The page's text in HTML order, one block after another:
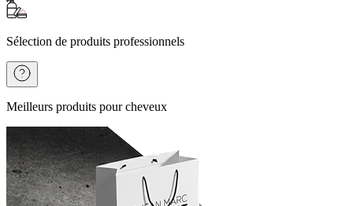
Sélection de produits professionnels
Meilleurs produits pour cheveux